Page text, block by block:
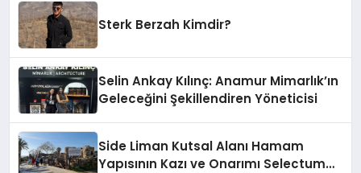
Sterk Berzah Kimdir?
Selin Ankay Kılınç: Anamur Mimarlık’ın
Geleceğini Şekillendiren Yöneticisi
Side Liman Kutsal Alanı Hamam
Yapısının Kazı ve Onarımı Selectum